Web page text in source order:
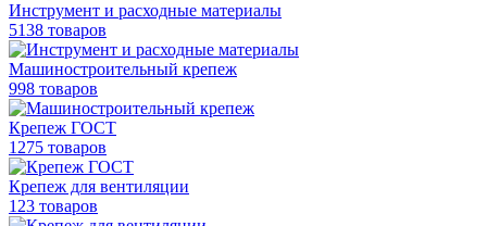
Инструмент и расходные материалы
5138 товаров
Машиностроительный крепеж
998 товаров
Крепеж ГОСТ
1275 товаров
Крепеж для вентиляции
123 товаров